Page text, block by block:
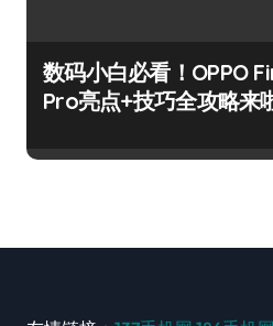
数码小白必看！OPPO
Pro亮点+技巧全攻略来